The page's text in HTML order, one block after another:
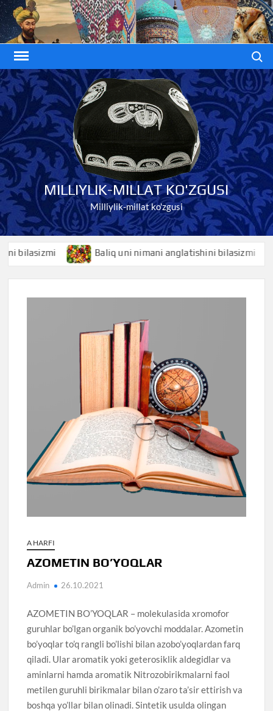
Skip
to
content
MILLIYLIK-MILLAT KO'ZGUSI
Milliylik-millat ko'zgusi
Baliq uni nimani anglatishini bilasizmi
A HARFI
AZOMETIN BO’YOQLAR
Admin 26.10.2021
AZOMETIN BO’YOQLAR – molekulasida xromofor
guruhlar bo’lgan organik bo’yovchi moddalar. Azometin
bo’yoqlar to’q rangli bo’lishi bilan azobo’yoqlardan farq
qiladi. Ular aromatik yoki geterosiklik aldegidlar va
aminlarni hamda aromatik Nitrozobirikmalarni faol
metilen guruhli birikmalar bilan o’zaro ta’sir ettirish va
boshqa yo’llar bilan olinadi. Sintetik usulda olingan